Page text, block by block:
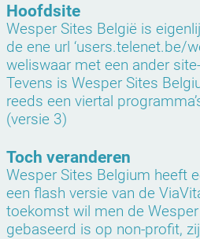
Hoofdsite
Wesper Sites België is
de ene url ‘users.telenet.be/
weliswaar met een ander site-
Tevens is Wesper Sites
reeds een viertal
(versie 3)
Toch veranderen
Wesper Sites Belgium heeft
een flash versie van de
toekomst wil men de
gebaseerd is op non-profit,